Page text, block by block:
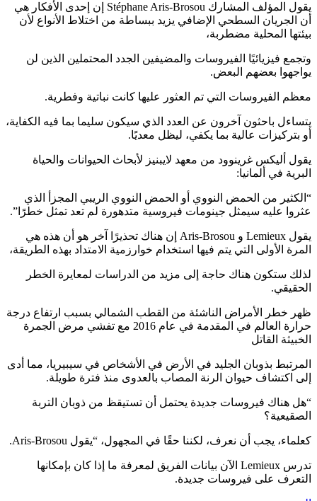
يقول المؤلف المشارك Stéphane Aris-Brosou إن إحدى الأفكار هي
أن الجريان السطحي الإضافي يزيد ببساطة من اختلاط الأنواع لأن
بيئتها المحلية مضطربة،
وتجمع فيزيائيًا الفيروسات والمضيفين الجدد المحتملين الذين لن
يواجهوا بعضهم البعض.
معظم الفيروسات التي تم العثور عليها كانت نباتية وفطرية.
يتساءل باحثون آخرون عن العدد الذي سيكون سليما بما فيه الكفاية،
أو بتركيزات عالية بما يكفي، ليظل معديًا.
يقول أليكس غرينوود من معهد لايبنيز لأبحاث الحيوانات والحياة
البرية في ألمانيا:
“الكثير من الحمض النووي أو الحمض النووي الريبي المجزأ الذي
عثروا عليه سيمثل جينومات فيروسية متدهورة لم تعد تمثل خطرًا”.
يقول Lemieux و Aris-Brosou إن هناك تحذيرًا آخر هو أن هذه هي
المرة الأولى التي يتم فيها استخدام خوارزمية الامتداد بهذه الطريقة،
لذلك ستكون هناك حاجة إلى مزيد من الدراسات لمعايرة الخطر
الحقيقي.
ظهر خطر الأمراض الناشئة من القطب الشمالي بسبب ارتفاع درجة
حرارة العالم في المقدمة في عام 2016 مع تفشي مرض الجمرة
الخبيثة القاتل
المرتبط بذوبان الجليد في الأرض في الأشخاص في سيبيريا، مما أدى
إلى اكتشاف حيوان الرنة المصاب بالعدوى منذ فترة طويلة.
“هل هناك فيروسات جديدة يحتمل أن تستيقظ من ذوبان التربة
الصقيعية؟
كعلماء، يجب أن نعرف، لكننا حقًا في المجهول، “يقول Aris-Brosou.
تدرس Lemieux الآن بيانات الفريق لمعرفة ما إذا كان بإمكانها
التعرف على فيروسات جديدة.